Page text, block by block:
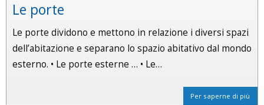
Le porte
Le porte dividono e mettono in relazione i diversi spazi
dell’abitazione e separano lo spazio abitativo dal mondo
esterno. • Le porte esterne … • Le…
Per saperne di più